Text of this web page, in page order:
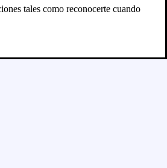
tales como reconocerte cuando